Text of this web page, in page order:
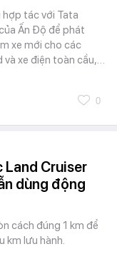
hợp tác với Tata
Ấn Độ để phát
xe mới cho các
và xe điện toàn cầu,…
0
Land Cruiser
dùng động
cách đúng 1 km để
km lưu hành.